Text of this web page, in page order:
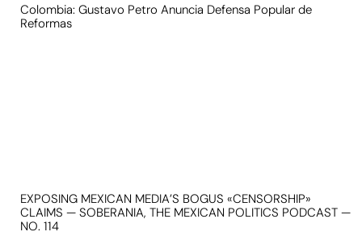
Colombia: Gustavo Petro Anuncia Defensa Popular de
Reformas
EXPOSING MEXICAN MEDIA’S BOGUS «CENSORSHIP»
CLAIMS — SOBERANIA, THE MEXICAN POLITICS PODCAST —
NO. 114